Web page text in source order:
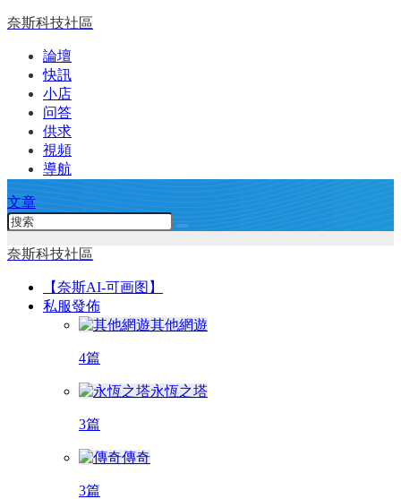
奈斯科技社區
論壇
快訊
小店
问答
供求
視頻
導航
文章
奈斯科技社區
【奈斯AI-可画图】
私服發佈
其他網遊
4篇
永恆之塔
3篇
傳奇
3篇